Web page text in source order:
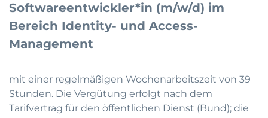
Softwareentwickler*in (m/w/d) im
Bereich Identity- und Access-
Management
mit einer regelmäßigen Wochenarbeitszeit von 39
Stunden. Die Vergütung erfolgt nach dem
Tarifvertrag für den öffentlichen Dienst (Bund); die